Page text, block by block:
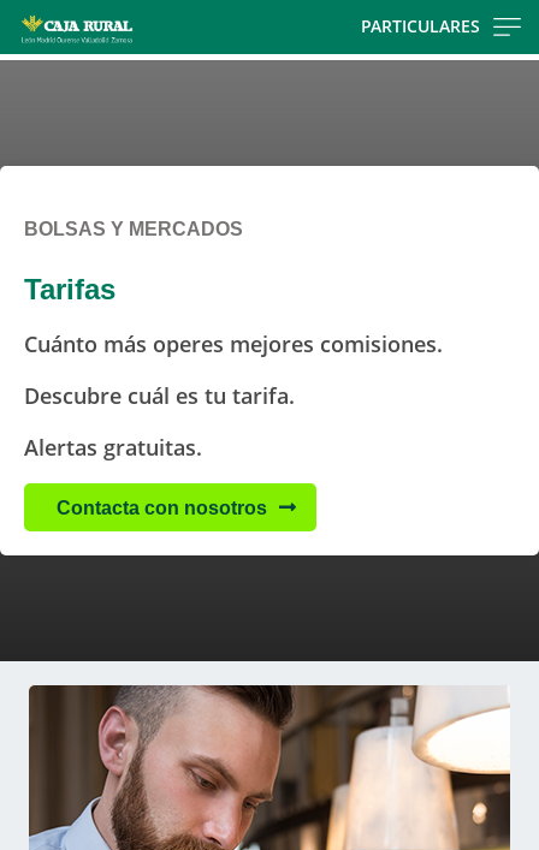
PARTICULARES
BOLSAS Y MERCADOS
Tarifas
Cuánto más operes mejores comisiones.
Descubre cuál es tu tarifa.
Alertas gratuitas.
Contacta con nosotros